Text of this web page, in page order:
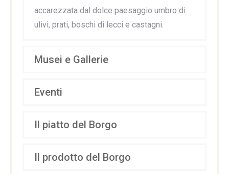
accarezzata dal dolce paesaggio umbro di
ulivi, prati, boschi di lecci e castagni.
Musei e Gallerie
Eventi
Il piatto del Borgo
Il prodotto del Borgo